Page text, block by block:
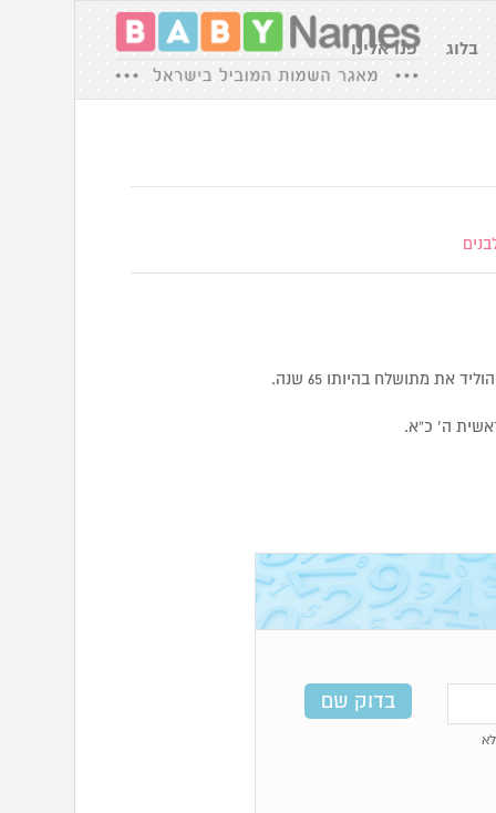
בלוג פנו אלינו
את מתושלח בהיותו 65 שנה.
ה’ כ”א.